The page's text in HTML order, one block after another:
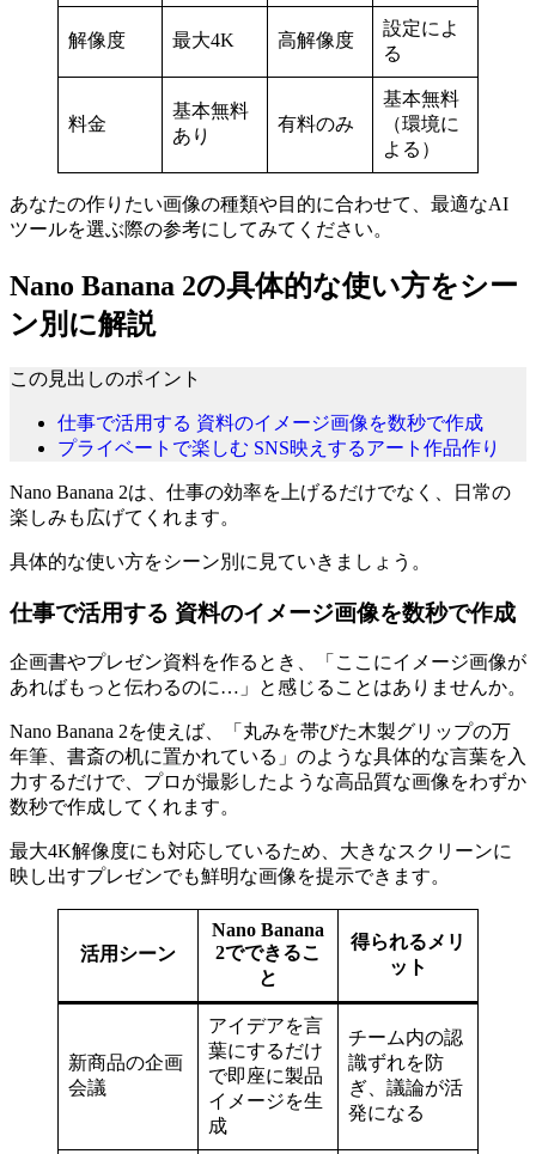
解像度 最大4K 高解像度
設定によ
る
料金
基本無料
あり
有料のみ
基本無料
（環境に
よる）
あなたの作りたい画像の種類や目的に合わせて、最適なAI
ツールを選ぶ際の参考にしてみてください。
Nano Banana 2の具体的な使い方をシー
ン別に解説
この見出しのポイント
仕事で活用する 資料のイメージ画像を数秒で作成
プライベートで楽しむ SNS映えするアート作品作り
Nano Banana 2は、仕事の効率を上げるだけでなく、日常の
楽しみも広げてくれます。
具体的な使い方をシーン別に見ていきましょう。
仕事で活用する 資料のイメージ画像を数秒で作成
企画書やプレゼン資料を作るとき、「ここにイメージ画像が
あればもっと伝わるのに…」と感じることはありませんか。
Nano Banana 2を使えば、「丸みを帯びた木製グリップの万
年筆、書斎の机に置かれている」のような具体的な言葉を入
力するだけで、プロが撮影したような高品質な画像をわずか
数秒で作成してくれます。
最大4K解像度にも対応しているため、大きなスクリーンに
映し出すプレゼンでも鮮明な画像を提示できます。
活用シーン
Nano Banana
2でできるこ
と
得られるメリ
ット
新商品の企画
会議
アイデアを言
葉にするだけ
で即座に製品
イメージを生
成
チーム内の認
識ずれを防
ぎ、議論が活
発になる